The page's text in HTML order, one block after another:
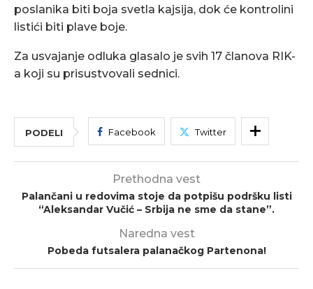
poslanika biti boja svetla kajsija, dok će kontrolini
listići biti plave boje.
Za usvajanje odluka glasalo je svih 17 članova RIK-
a koji su prisustvovali sednici.
PODELI Facebook Twitter
Prethodna vest
Palančani u redovima stoje da potpišu podršku listi
“Aleksandar Vučić – Srbija ne sme da stane”.
Naredna vest
Pobeda futsalera palanačkog Partenona!